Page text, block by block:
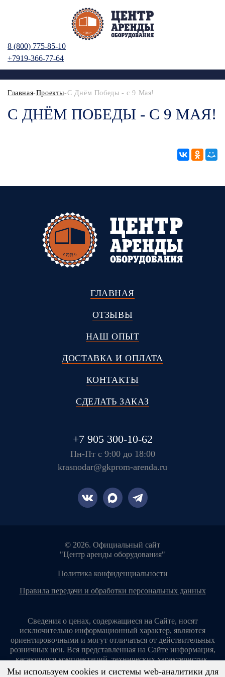
8 (800) 775-85-10
+7919-366-77-64
Главная-Проекты-С Днём Победы - с 9 Мая!
С ДНЁМ ПОБЕДЫ - С 9 МАЯ!
ГЛАВНАЯ
ОТЗЫВЫ
НАШ ОПЫТ
ДОСТАВКА И ОПЛАТА
КОНТАКТЫ
СДЕЛАТЬ ЗАКАЗ
+7 905 300-10-62
Пн-Пт с 9:00 до 18:00
krasnodar@gkprom-arenda.ru
© 2026. Официальный сайт
"Центр аренды оборудования"
политика конфиденциальности
правила передачи и обработки персональных данных
Сведения о ценах, содержащиеся на Сайте, носят
исключительно информационный характер, являются
ориентировочными и могут отличаться от действительных
розничных цен. Вся представленная на Сайте информация,
касающаяся комплектаций, технических характеристик,
цветовых сочетаний, стоимости услуг, сервисного
Мы используем cookies и системы web-аналитики для